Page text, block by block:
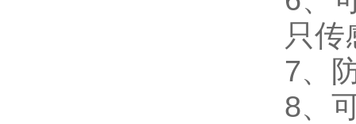
只传
7、
8、